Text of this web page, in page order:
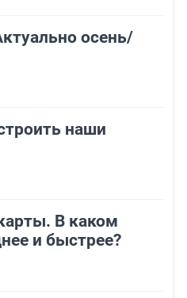
осень/
наши
В каком
и быстрее?